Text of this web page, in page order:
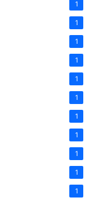
1
1
1
1
1
1
1
1
1
1
1